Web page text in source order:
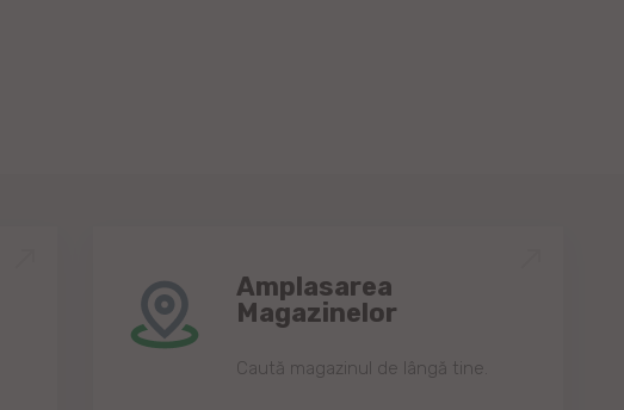
Amplasarea
Magazinelor
Caută magazinul de lângă tine.